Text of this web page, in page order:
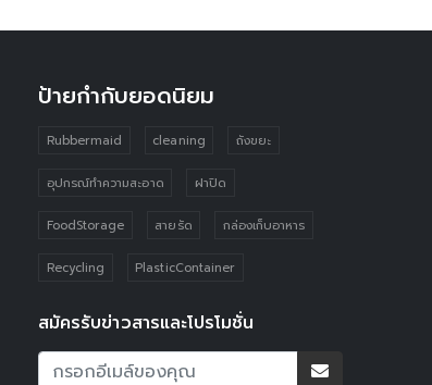
ป้ายกำกับยอดนิยม
Rubbermaid cleaning ถังขยะ
อุปกรณ์ทำความสะอาด ฝาปิด
FoodStorage สายรัด กล่องเก็บอาหาร
Recycling PlasticContainer
สมัครรับข่าวสารและโปรโมชั่น